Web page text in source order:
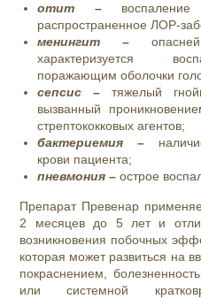
отит –
распространенное ЛОР-
менингит –
характеризуется
поражающим оболочки
сепсис – тяжелый
вызванный
стрептококковых агентов;
бактериемия –
крови пациента;
пневмония – острое
Препарат Превенар
2 месяцев до 5 лет и
возникновения побочных
которая может развиться на
покраснением,
или системной